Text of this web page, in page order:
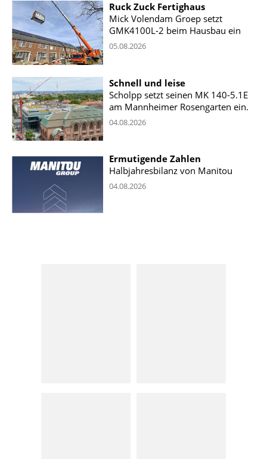
Ruck Zuck Fertighaus
Mick Volendam Groep setzt
GMK4100L-2 beim Hausbau ein
05.08.2026
Schnell und leise
Scholpp setzt seinen MK 140-5.1E
am Mannheimer Rosengarten ein.
04.08.2026
Ermutigende Zahlen
Halbjahresbilanz von Manitou
04.08.2026